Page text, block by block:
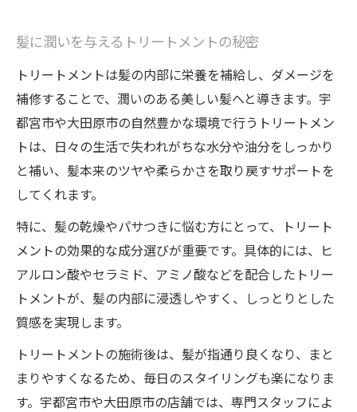
髪に潤いを与えるトリートメントの秘密
トリートメントは髪の内部に栄養を補給し、ダメージを
補修することで、潤いのある美しい髪へと導きます。宇
都宮市や大田原市の自然豊かな環境で行うトリートメン
トは、日々の生活で失われがちな水分や油分をしっかり
と補い、髪本来のツヤや柔らかさを取り戻すサポートを
してくれます。
特に、髪の乾燥やパサつきに悩む方にとって、トリート
メントの効果的な成分選びが重要です。具体的には、ヒ
アルロン酸やセラミド、アミノ酸などを配合したトリー
トメントが、髪の内部に浸透しやすく、しっとりとした
質感を実現します。
トリートメントの施術後は、髪が指通り良くなり、まと
まりやすくなるため、毎日のスタイリングも楽になりま
す。宇都宮市や大田原市の店舗では、専門スタッフによ